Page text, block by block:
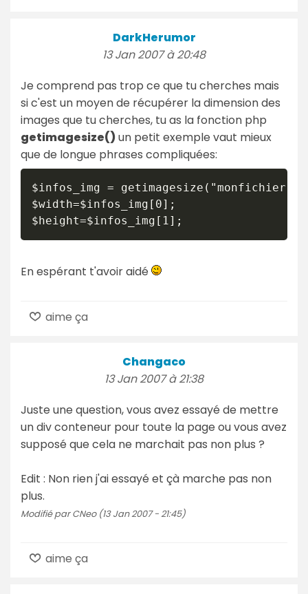
DarkHerumor
13 Jan 2007 à 20:48
Je comprend pas trop ce que tu cherches mais
si c'est un moyen de récupérer la dimension des
images que tu cherches, tu as la fonction php
getimagesize()un petit exemple vaut mieux
que de longue phrases compliquées:
$infos_img =
$width=$infos_img[0];
En espérant t'avoir aidé
aime ça
Changaco
13 Jan 2007 à 21:38
Juste une question, vous avez essayé de mettre
un div conteneur pour toute la page ou vous avez
supposé que cela ne marchait pas non plus ?
Edit : Non rien j'ai essayé et çà marche pas non
plus.
Modifié par CNeo (13 Jan 2007 - 21:45)
aime ça